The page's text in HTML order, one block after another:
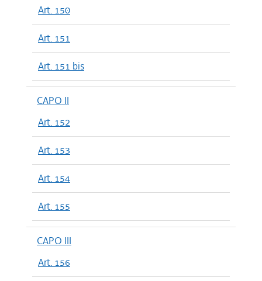
Art. 150
Art. 151
Art. 151 bis
CAPO II
Art. 152
Art. 153
Art. 154
Art. 155
CAPO III
Art. 156